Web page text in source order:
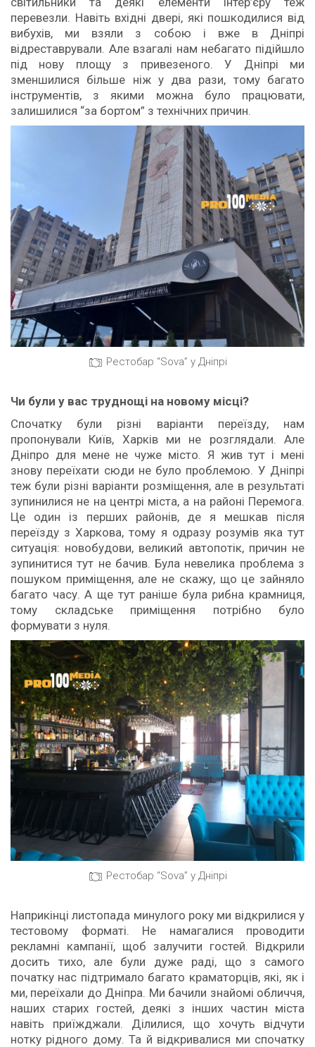
перевезли. Навіть вхідні двері, які пошкодилися від
вибухів, ми взяли з собою і вже в Дніпрі
відреставрували. Але взагалі нам небагато підійшло
під нову площу з привезеного. У Дніпрі ми
зменшилися більше ніж у два рази, тому багато
інструментів, з якими можна було працювати,
залишилися “за бортом” з технічних причин.
Рестобар “Sova” у Дніпрі
Чи були у вас труднощі на новому місці?
Спочатку були різні варіанти переїзду, нам
пропонували Київ, Харків ми не розглядали. Але
Дніпро для мене не чуже місто. Я жив тут і мені
знову переїхати сюди не було проблемою. У Дніпрі
теж були різні варіанти розміщення, але в результаті
зупинилися не на центрі міста, а на районі Перемога.
Це один із перших районів, де я мешкав після
переїзду з Харкова, тому я одразу розумів яка тут
ситуація: новобудови, великий автопотік, причин не
зупинитися тут не бачив. Була невелика проблема з
пошуком приміщення, але не скажу, що це зайняло
багато часу. А ще тут раніше була рибна крамниця,
тому складське приміщення потрібно було
формувати з нуля.
Рестобар “Sova” у Дніпрі
Наприкінці листопада минулого року ми відкрилися у
тестовому форматі. Не намагалися проводити
рекламні кампанії, щоб залучити гостей. Відкрили
досить тихо, але були дуже раді, що з самого
початку нас підтримало багато краматорців, які, як і
ми, переїхали до Дніпра. Ми бачили знайомі обличчя,
наших старих гостей, деякі з інших частин міста
навіть приїжджали. Ділилися, що хочуть відчути
нотку рідного дому. Та й відкривалися ми спочатку